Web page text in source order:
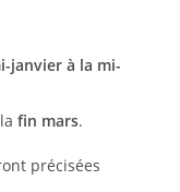
janvier à la mi-
lafin mars.
précisées